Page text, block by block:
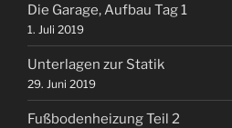
Die Garage, Aufbau Tag 1
1. Juli 2019
Unterlagen zur Statik
29. Juni 2019
Fußbodenheizung Teil 2